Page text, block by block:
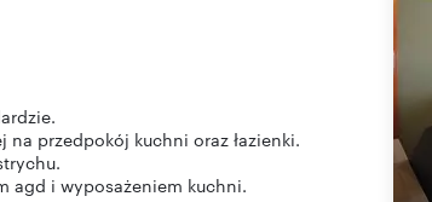
przedpokój kuchni oraz łazienki.
agd i wyposażeniem kuchni.